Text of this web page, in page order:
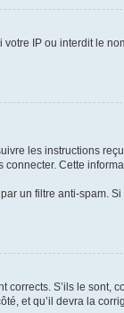
IP ou interdit le
les instructions
Cette
un filtre anti-spam.
S’ils le sont,
et qu’il devra la